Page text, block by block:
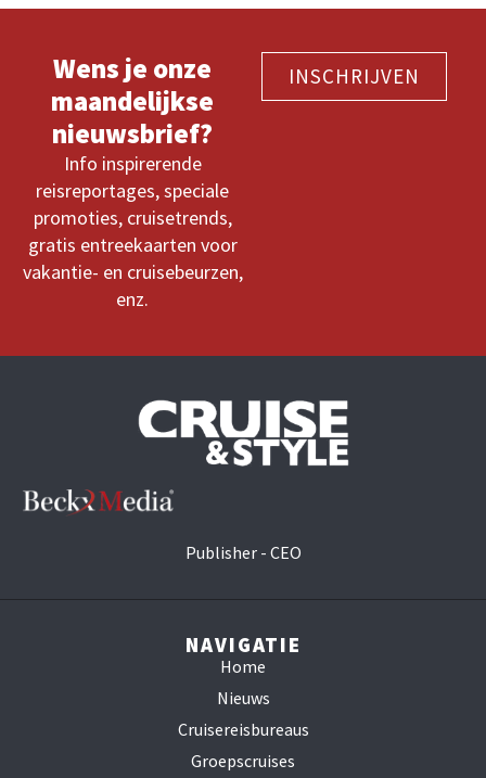
Wens je onze
maandelijkse
nieuwsbrief?
Info inspirerende
reisreportages, speciale
promoties, cruisetrends,
gratis entreekaarten voor
vakantie- en cruisebeurzen,
enz.
INSCHRIJVEN
Publisher - CEO
NAVIGATIE
Home
Nieuws
Cruisereisbureaus
Groepscruises